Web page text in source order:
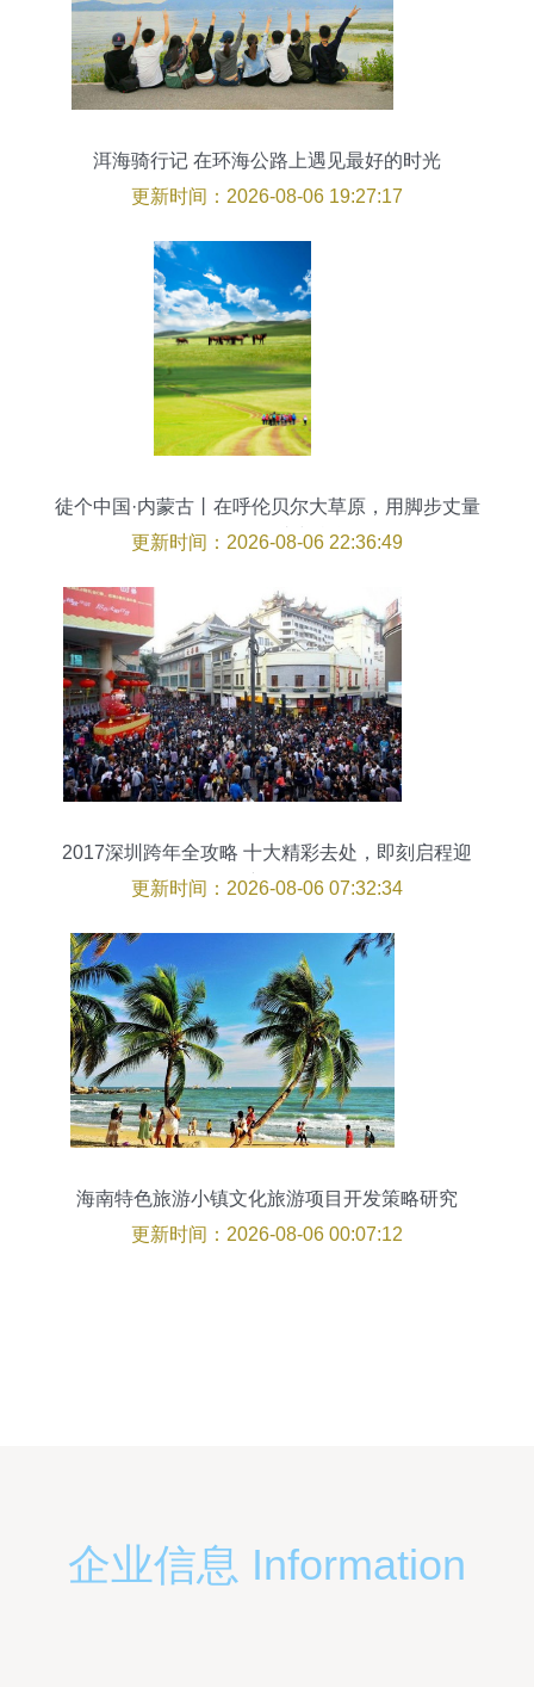
洱海骑行记 在环海公路上遇见最好的时光
更新时间：2026-08-06 19:27:17
徒个中国·内蒙古丨在呼伦贝尔大草原，用脚步丈量
60公里的自由与辽阔
更新时间：2026-08-06 22:36:49
2017深圳跨年全攻略 十大精彩去处，即刻启程迎
新年
更新时间：2026-08-06 07:32:34
海南特色旅游小镇文化旅游项目开发策略研究
更新时间：2026-08-06 00:07:12
企业信息 Information